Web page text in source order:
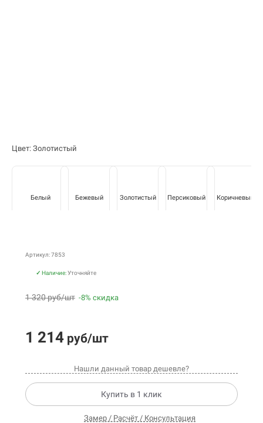
Цвет: Золотистый
Белый Бежевый Золотистый Персиковый Коричневый
Артикул: 7853
✓ Наличие:Уточняйте
1 320 руб/шт -8% скидка
1 214 руб/шт
Нашли данный товар дешевле?
Купить в 1 клик
Замер / Расчёт / Консультация